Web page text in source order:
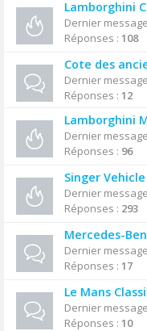
Lamborghini
Dernier
Réponses : 108
Cote des
Dernier
Réponses : 12
Lamborghini
Dernier
Réponses : 96
Singer
Dernier
Réponses : 293
Mercedes-
Dernier
Réponses : 17
Le Mans
Dernier
Réponses : 10